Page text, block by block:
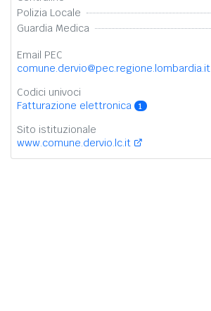
Polizia Locale
Guardia Medica
Email PEC
comune.dervio@pec.regione.lombardia.it
Codici univoci
Fatturazione elettronica
1
Sito istituzionale
www.comune.dervio.lc.it